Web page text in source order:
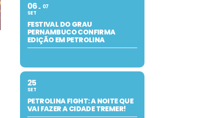
06
SET
07
FESTIVAL DO GRAU
PERNAMBUCO CONFIRMA
EDIÇÃO EM PETROLINA
25
SET
PETROLINA FIGHT: A NOITE QUE
VAI FAZER A CIDADE TREMER!